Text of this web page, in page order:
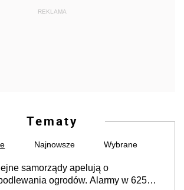
REKLAMA
Tematy
Najnowsze Wybrane
samorządy apelują o
ogrodów. Alarmy w 625